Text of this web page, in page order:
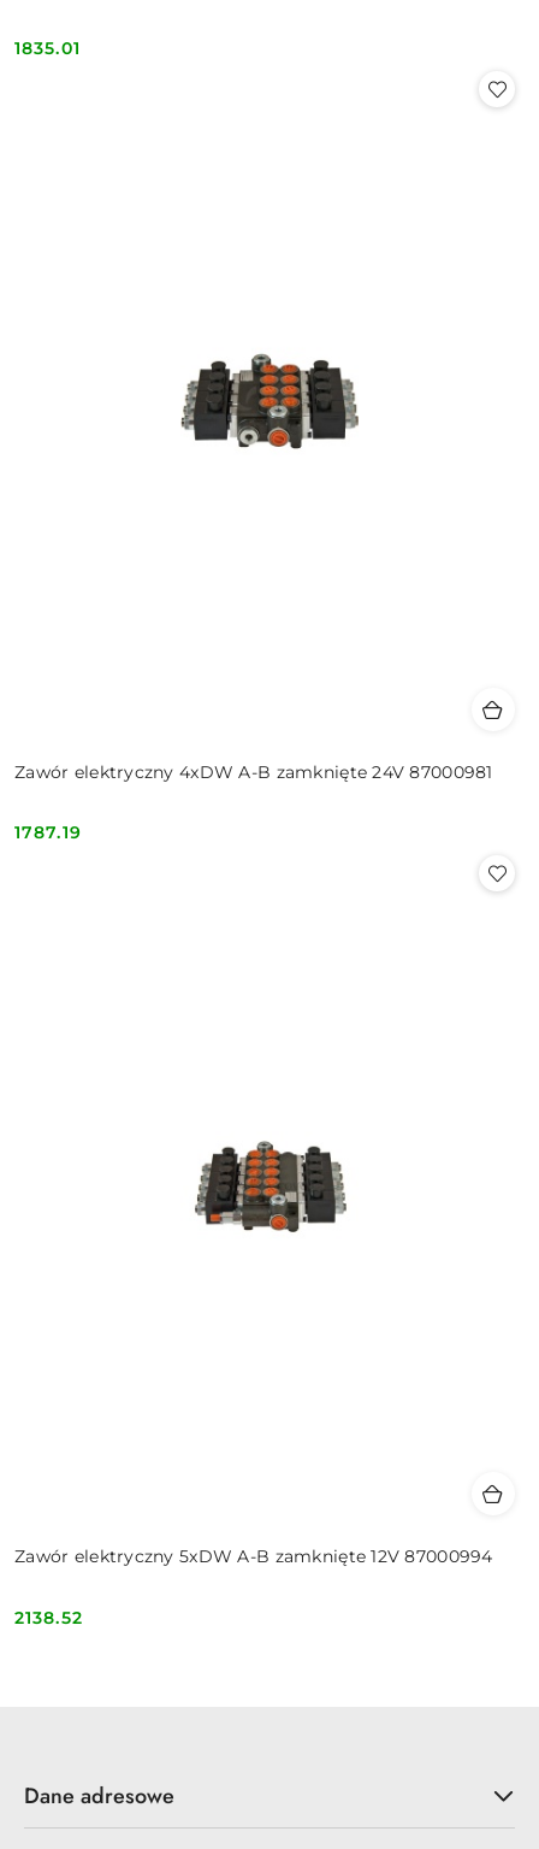
Cena:
1835.01
Zawór elektryczny 4xDW A-B zamknięte 24V 87000981
Cena:
1787.19
Zawór elektryczny 5xDW A-B zamknięte 12V 87000994
Cena:
2138.52
Dane adresowe